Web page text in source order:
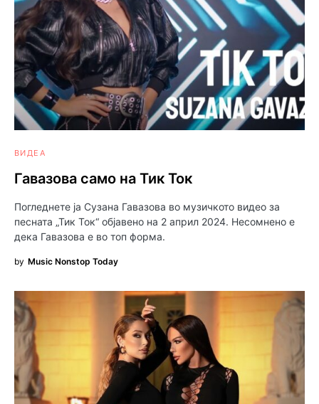
ВИДЕА
Гавазова само на Тик Ток
Погледнете ја Сузана Гавазова во музичкото видео за
песната „Тик Ток“ објавено на 2 април 2024. Несомнено е
дека Гавазова е во топ форма.
by Music Nonstop Today